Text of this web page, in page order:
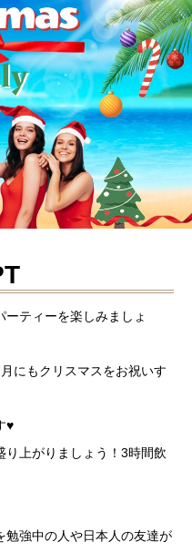
ティーを楽しみましょ
にもクリスマスをお祝いす
♥
上がりましょう！3時間飲
勉強中の人や日本人の友達が